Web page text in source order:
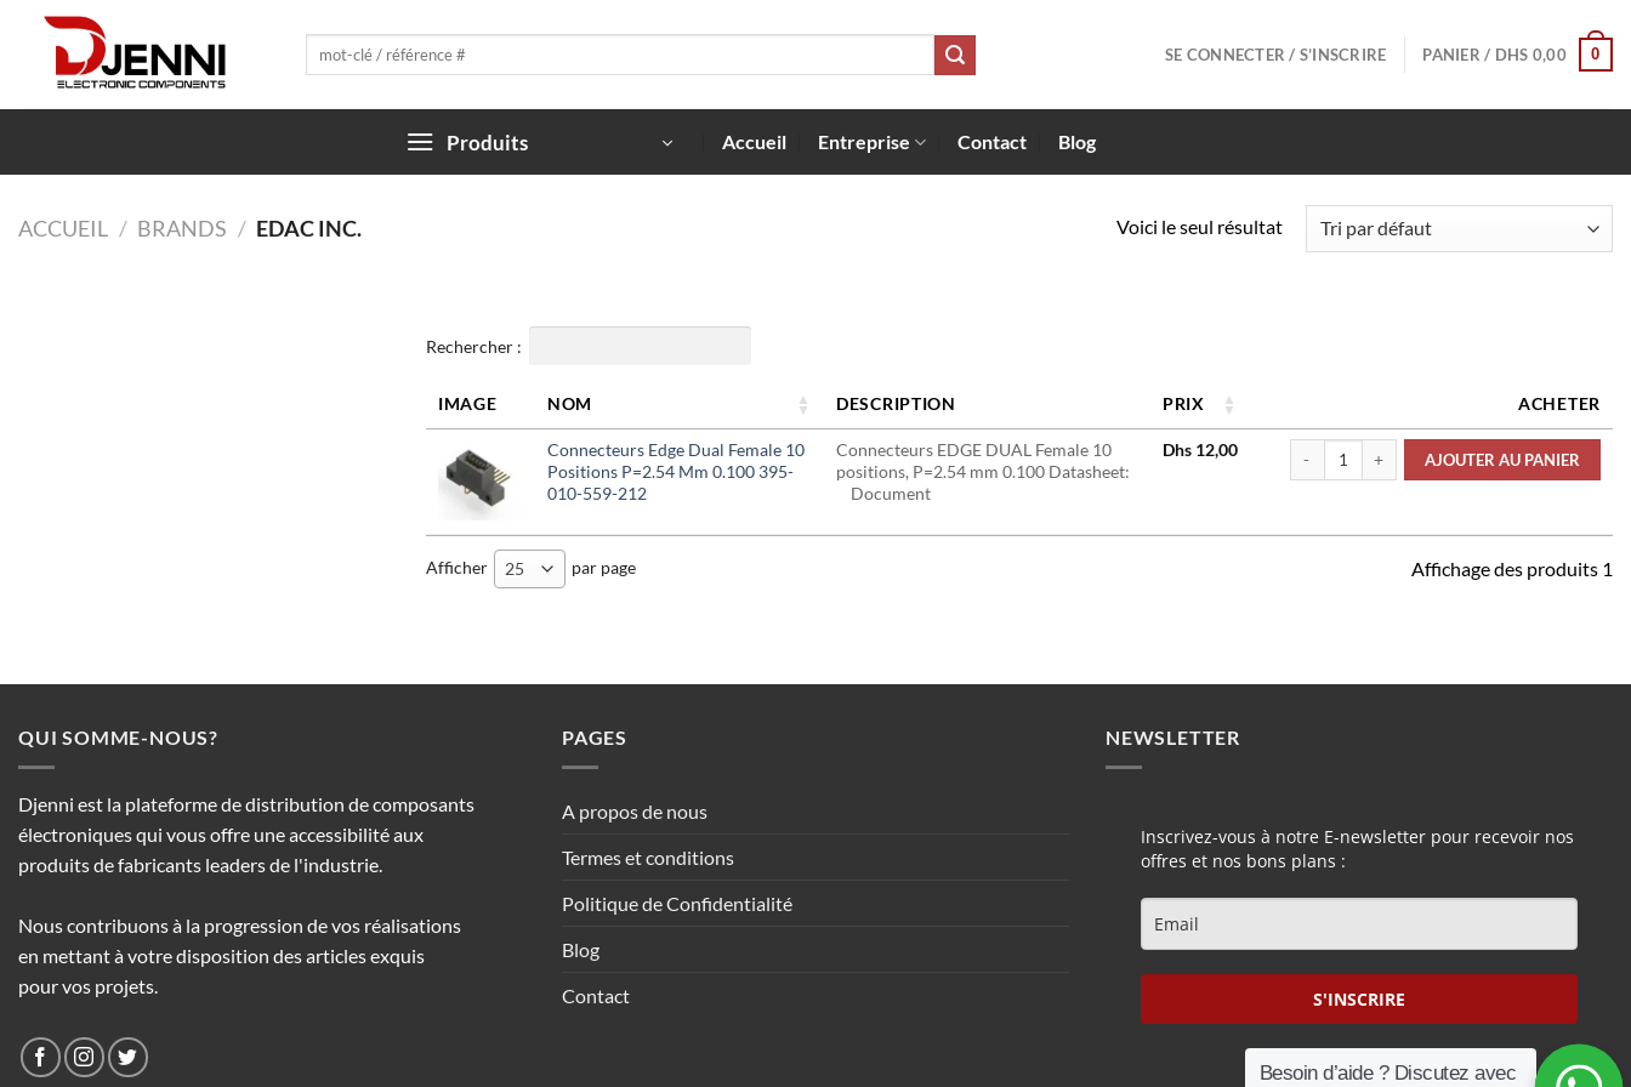
content
Recherche
SE CONNECTER / S’INSCRIRE PANIER / DHS 0,00 0
Produits Accueil Entreprise Contact Blog
ACCUEIL / BRANDS / EDAC INC. Voici le seul résultat
Rechercher :
IMAGE NOM DESCRIPTION PRIX ACHETER
Connecteurs Edge Dual Female 10
Positions P=2.54 Mm 0.100 395-
010-559-212
Connecteurs EDGE DUAL Female 10
positions, P=2.54 mm 0.100 Datasheet:
Document
Dhs 12,00 quantité de Connecteurs Edge Dual Female
AJOUTER AU PANIER
Afficher 25 par page Affichage des produits 1
QUI SOMME-NOUS?
Djenni est la plateforme de distribution de composants
électroniques qui vous offre une accessibilité aux
produits de fabricants leaders de l'industrie.
Nous contribuons à la progression de vos réalisations
en mettant à votre disposition des articles exquis
pour vos projets.
PAGES
A propos de nous
Termes et conditions
Politique de Confidentialité
Blog
Contact
NEWSLETTER
Inscrivez-vous à notre E-newsletter pour recevoir nos
offres et nos bons plans :
S'INSCRIRE
Besoin d’aide ? Discutez avec